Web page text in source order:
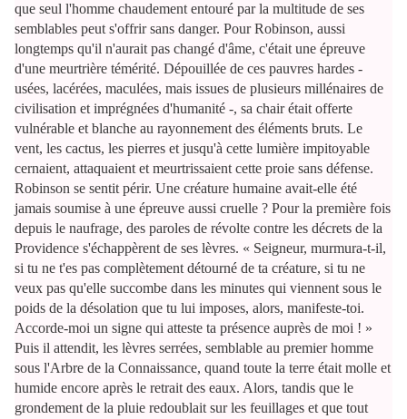
que seul l'homme chaudement entouré par la multitude de ses
semblables peut s'offrir sans danger. Pour Robinson, aussi
longtemps qu'il n'aurait pas changé d'âme, c'était une épreuve
d'une meurtrière témérité. Dépouillée de ces pauvres hardes -
usées, lacérées, maculées, mais issues de plusieurs millénaires de
civilisation et imprégnées d'humanité -, sa chair était offerte
vulnérable et blanche au rayonnement des éléments bruts. Le
vent, les cactus, les pierres et jusqu'à cette lumière impitoyable
cernaient, attaquaient et meurtrissaient cette proie sans défense.
Robinson se sentit périr. Une créature humaine avait-elle été
jamais soumise à une épreuve aussi cruelle ? Pour la première fois
depuis le naufrage, des paroles de révolte contre les décrets de la
Providence s'échappèrent de ses lèvres. « Seigneur, murmura-t-il,
si tu ne t'es pas complètement détourné de ta créature, si tu ne
veux pas qu'elle succombe dans les minutes qui viennent sous le
poids de la désolation que tu lui imposes, alors, manifeste-toi.
Accorde-moi un signe qui atteste ta présence auprès de moi ! »
Puis il attendit, les lèvres serrées, semblable au premier homme
sous l'Arbre de la Connaissance, quand toute la terre était molle et
humide encore après le retrait des eaux. Alors, tandis que le
grondement de la pluie redoublait sur les feuillages et que tout